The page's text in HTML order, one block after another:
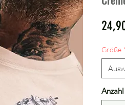
Größe
Anzahl